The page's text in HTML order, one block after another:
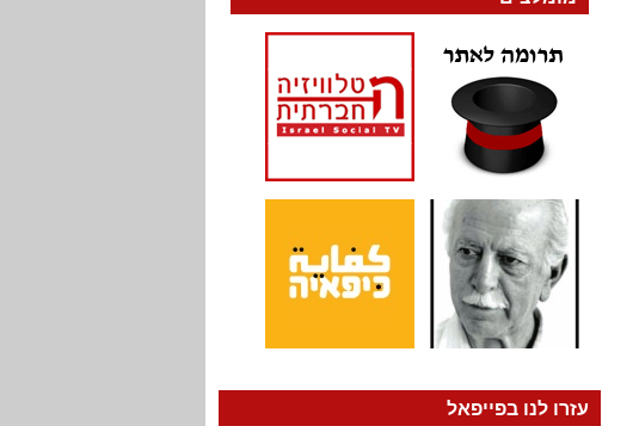
עזרו לנו בפייפאל